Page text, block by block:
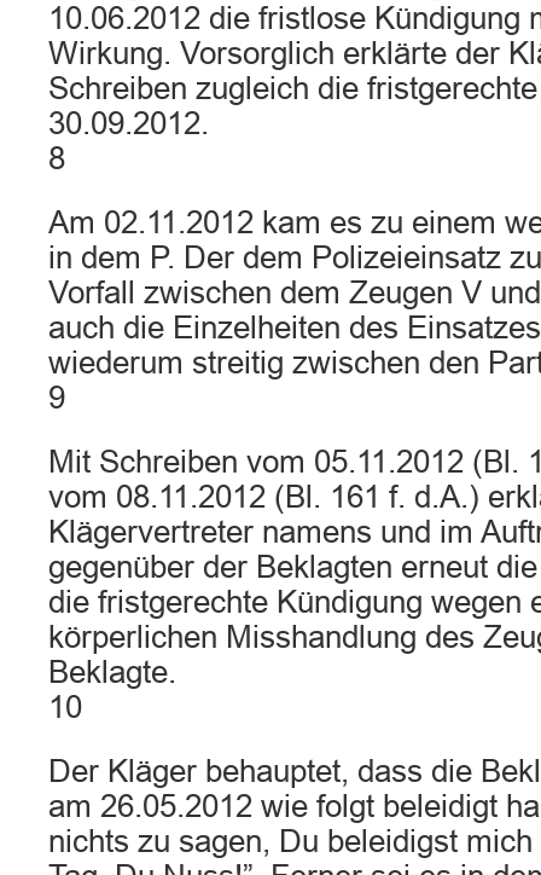
10.06.2012 die fristlose Kündigung
Wirkung. Vorsorglich erklärte der
Schreiben zugleich die
30.09.2012.
8
Am 02.11.2012 kam es zu einem
in dem P. Der dem Polizeieinsatz
Vorfall zwischen dem Zeugen V
auch die Einzelheiten des
wiederum streitig zwischen den
9
Mit Schreiben vom 05.11.2012 (Bl.
vom 08.11.2012 (Bl. 161 f. d.A.)
Klägervertreter namens und im
gegenüber der Beklagten erneut
die fristgerechte Kündigung wegen
körperlichen Misshandlung des
Beklagte.
10
Der Kläger behauptet, dass die
am 26.05.2012 wie folgt beleidigt
nichts zu sagen, Du beleidigst